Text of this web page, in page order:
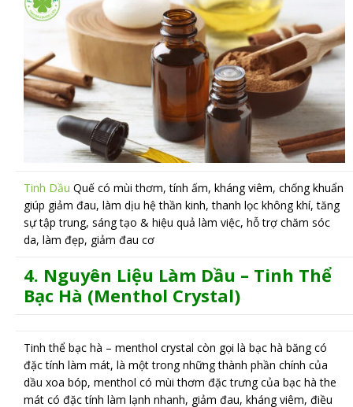
Tinh Dầu Quế có mùi thơm, tính ấm, kháng viêm, chống khuẩn
giúp giảm đau, làm dịu hệ thần kinh, thanh lọc không khí, tăng
sự tập trung, sáng tạo & hiệu quả làm việc, hỗ trợ chăm sóc
da, làm đẹp, giảm đau cơ
4. Nguyên Liệu Làm Dầu – Tinh Thể
Bạc Hà (Menthol Crystal)
Tinh thể bạc hà – menthol crystal còn gọi là bạc hà băng có
đặc tính làm mát, là một trong những thành phần chính của
dầu xoa bóp, menthol có mùi thơm đặc trưng của bạc hà the
mát có đặc tính làm lạnh nhanh, giảm đau, kháng viêm, điều